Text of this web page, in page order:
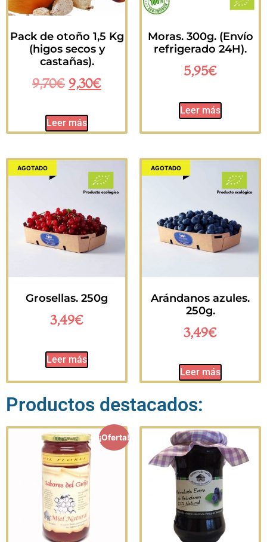
Pack de otoño 1,5 Kg
(higos secos y
castañas).
9,70€ 9,30€
Leer más
Moras. 300g. (Envío
refrigerado 24H).
5,95€
Leer más
AGOTADO
Grosellas. 250g
3,49€
Leer más
AGOTADO
Arándanos azules.
250g.
3,49€
Leer más
Productos destacados:
¡Oferta!